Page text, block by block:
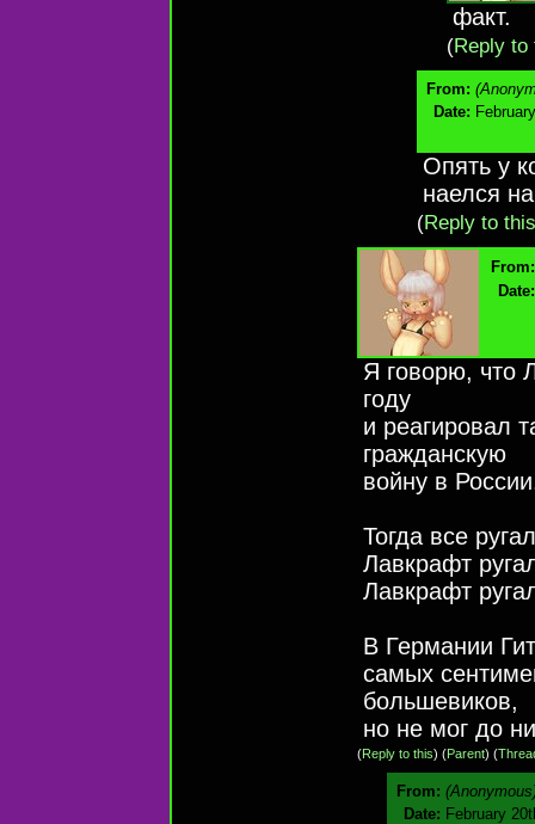
факт.
(Reply to
From:
Date:
Опять у
наелся
(Reply to this
From:
Date:
Я говорю, что
году
и реагировал
гражданскую
войну в
Тогда все
Лавкрафт
Лавкрафт
В Германии
самых
большевиков,
но не мог до
(Reply to this) (Parent) (
From:
Date: February